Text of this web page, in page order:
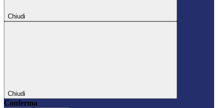
Chiudi
Chiudi
Conferma